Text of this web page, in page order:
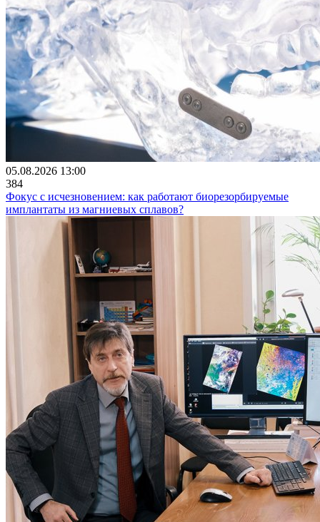
05.08.2026 13:00
384
Фокус с исчезновением: как работают биорезорбируемые
имплантаты из магниевых сплавов?